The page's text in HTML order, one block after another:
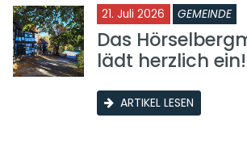
21. Juli 2026 GEMEINDE
Das
lädt herzlich ein!
ARTIKEL LESEN